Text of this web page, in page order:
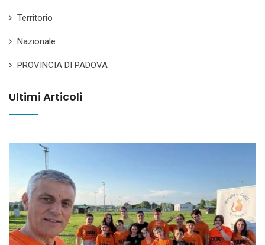
Territorio
Nazionale
PROVINCIA DI PADOVA
Ultimi Articoli